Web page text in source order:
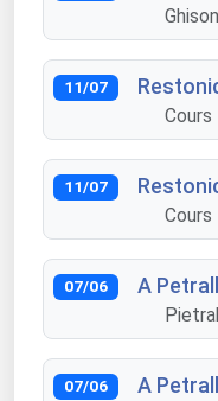
11/07
Cours
11/07
Cours
07/06 A
07/06 A